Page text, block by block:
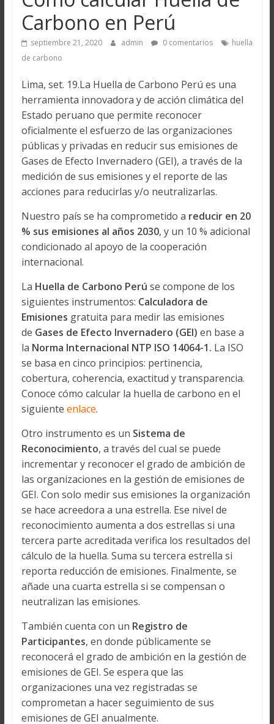
Carbono en Perú
septiembre 21, 2020 admin 0 comentarios
huella
de carbono
Lima, set. 19.La Huella de Carbono Perú es una
herramienta innovadora y de acción climática del
Estado peruano que permite reconocer
oficialmente el esfuerzo de las organizaciones
públicas y privadas en reducir sus emisiones de
Gases de Efecto Invernadero (GEI), a través de la
medición de sus emisiones y el reporte de las
acciones para reducirlas y/o neutralizarlas.
Nuestro país se ha comprometido a reducir en 20
% sus emisiones al años 2030, y un 10 % adicional
condicionado al apoyo de la cooperación
internacional.
La Huella de Carbono Perú se compone de los
siguientes instrumentos: Calculadora de
Emisiones gratuita para medir las emisiones
de Gases de Efecto Invernadero (GEI) en base a
la Norma Internacional NTP ISO 14064-1. La ISO
se basa en cinco principios: pertinencia,
cobertura, coherencia, exactitud y transparencia.
Conoce cómo calcular la huella de carbono en el
siguiente enlace.
Otro instrumento es un Sistema de
Reconocimiento, a través del cual se puede
incrementar y reconocer el grado de ambición de
las organizaciones en la gestión de emisiones de
GEI. Con solo medir sus emisiones la organización
se hace acreedora a una estrella. Ese nivel de
reconocimiento aumenta a dos estrellas si una
tercera parte acreditada verifica los resultados del
cálculo de la huella. Suma su tercera estrella si
reporta reducción de emisiones. Finalmente, se
añade una cuarta estrella si se compensan o
neutralizan las emisiones.
También cuenta con un Registro de
Participantes, en donde públicamente se
reconocerá el grado de ambición en la gestión de
emisiones de GEI. Se espera que las
organizaciones una vez registradas se
comprometan a hacer seguimiento de sus
emisiones de GEI anualmente.